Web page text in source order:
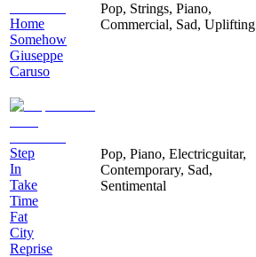
Home
Somehow
Giuseppe
Caruso
Pop, Strings, Piano,
Commercial, Sad, Uplifting
Step
In
Take
Time
Fat
City
Reprise
Pop, Piano, Electricguitar,
Contemporary, Sad,
Sentimental